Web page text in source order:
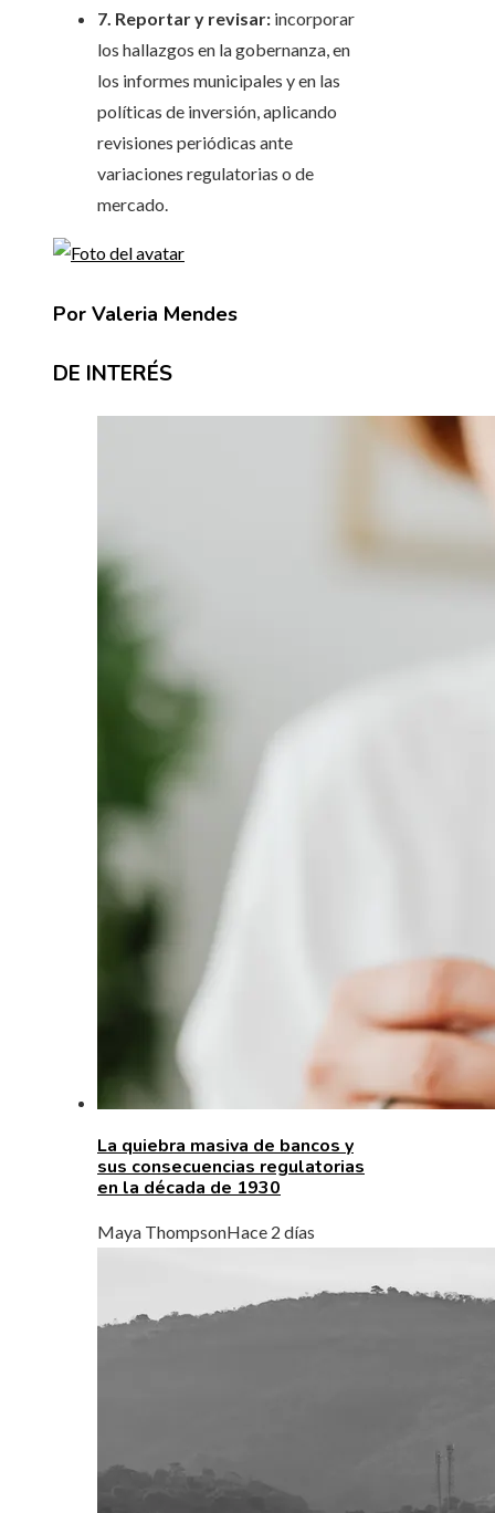
7. Reportar y revisar: incorporar
los hallazgos en la gobernanza, en
los informes municipales y en las
políticas de inversión, aplicando
revisiones periódicas ante
variaciones regulatorias o de
mercado.
Por Valeria Mendes
DE INTERÉS
La quiebra masiva de bancos y
sus consecuencias regulatorias
en la década de 1930
Maya ThompsonHace 2 días